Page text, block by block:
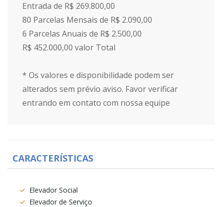
Entrada de R$ 269.800,00
80 Parcelas Mensais de R$ 2.090,00
6 Parcelas Anuais de R$ 2.500,00
R$ 452.000,00 valor Total
* Os valores e disponibilidade podem ser
alterados sem prévio aviso. Favor verificar
entrando em contato com nossa equipe
CARACTERÍSTICAS
Elevador Social
Elevador de Serviço